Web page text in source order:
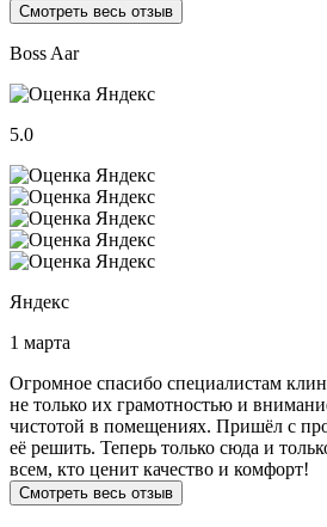
Смотреть весь отзыв
Boss Aar
5.0
Яндекс
1 марта
Огромное спасибо специалистам
не только их грамотностью и
чистотой в помещениях. Пришёл с
её решить. Теперь только сюда и
всем, кто ценит качество и комфорт!
Смотреть весь отзыв